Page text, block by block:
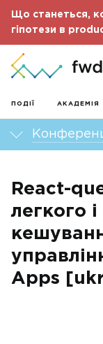
Що станеться,
гіпотези в
ПОДІЇ АКАДЕМІЯ
React-
легкого
Apps